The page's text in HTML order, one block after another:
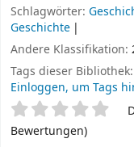
Schlagwörter:
Geschichte
Andere Klassifikation:
Tags dieser Bibliothek:
Einloggen, um Tags
Bewertungen)